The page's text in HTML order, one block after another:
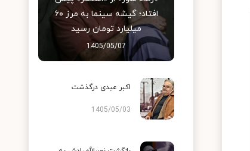
افتاد؛ گیشه سینما به مرز ۶۰
میلیارد تومان رسید
1405/05/07
اکبر عبدی درگذشت
1405/05/03